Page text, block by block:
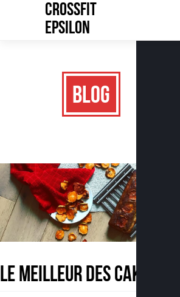
CrossFit
Epsilon
Blog
Le meilleur des cakes